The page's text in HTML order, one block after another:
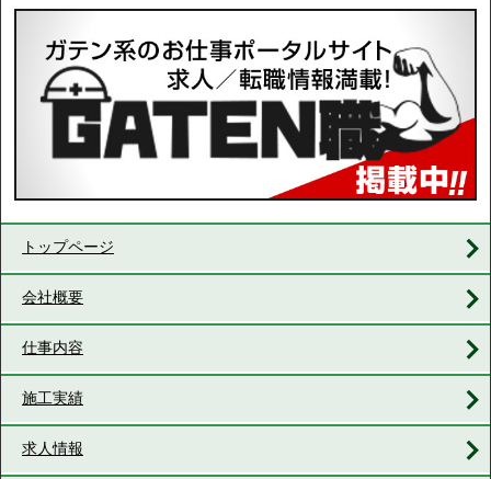
トップページ
会社概要
仕事内容
施工実績
求人情報